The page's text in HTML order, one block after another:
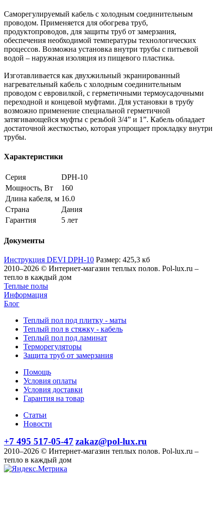
Саморегулируемый кабель с холодным соединительным
проводом. Применяется для обогрева труб,
продуктопроводов, для защиты труб от замерзания,
обеспечения необходимой температуры технологических
процессов. Возможна установка внутри трубы с питьевой
водой – наружная изоляция из пищевого пластика.
Изготавливается как двухжильный экранированный
нагревательный кабель с холодным соединительным
проводом с евровилкой, с герметичными термоусадочными
переходной и концевой муфтами. Для установки в трубу
возможно применение специальной герметичной
затягивающейся муфты с резьбой 3/4” и 1”. Кабель обладает
достаточной жесткостью, которая упрощает прокладку внутри
трубы.
Характеристики
Серия
DPH-10
Мощность, Вт
160
Длина кабеля, м 16.0
Страна
Дания
Гарантия
5 лет
Документы
Инструкция DEVI DPH-10 Размер: 425,3 кб
2010–2026 © Интернет-магазин теплых полов. Pol-lux.ru –
тепло в каждый дом
Теплые полы
Информация
Блог
Теплый пол под плитку - маты
Теплый пол в стяжку - кабель
Теплый пол под ламинат
Терморегуляторы
Защита труб от замерзания
Помощь
Условия оплаты
Условия доставки
Гарантия на товар
Статьи
Новости
+7 495 517-05-47 zakaz@pol-lux.ru
2010–2026 © Интернет-магазин теплых полов. Pol-lux.ru –
тепло в каждый дом